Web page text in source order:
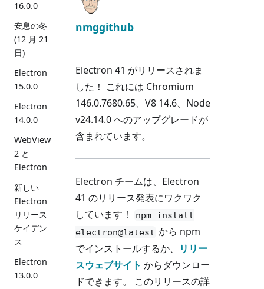
16.0.0
安息の冬
(12 月 21
日)
Electron
15.0.0
Electron
14.0.0
WebView
2 と
Electron
新しい
Electron
リリース
ケイデン
ス
Electron
13.0.0
nmggithub
Electron 41 がリリースされま
した！ これには Chromium
146.0.7680.65、V8 14.6、Node
v24.14.0 へのアップグレードが
含まれています。
Electron チームは、Electron
41 のリリース発表にワクワク
しています！
npm install
electron@latest から npm
でインストールするか、
リリー
スウェブサイト からダウンロー
ドできます。 このリリースの詳